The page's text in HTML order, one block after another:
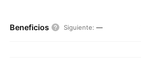
Beneficios Siguiente: —